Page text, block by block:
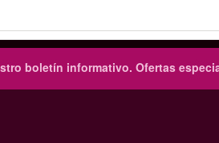
boletín informativo. Ofertas